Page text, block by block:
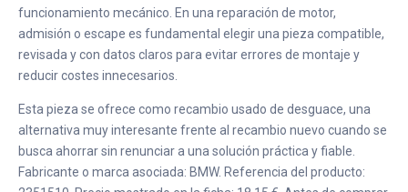
funcionamiento mecánico. En una reparación de motor,
admisión o escape es fundamental elegir una pieza compatible,
revisada y con datos claros para evitar errores de montaje y
reducir costes innecesarios.
Esta pieza se ofrece como recambio usado de desguace, una
alternativa muy interesante frente al recambio nuevo cuando se
busca ahorrar sin renunciar a una solución práctica y fiable.
Fabricante o marca asociada: BMW. Referencia del producto: